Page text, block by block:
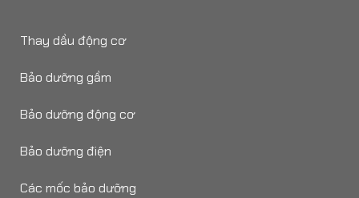
Thay dầu động cơ
Bảo dưỡng gầm
Bảo dưỡng động cơ
Bảo dưỡng điện
Các mốc bảo dưỡng